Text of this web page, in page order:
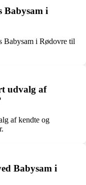
Babysam i
Babysam i Rødovre til
udvalg af
af kendte og
Babysam i